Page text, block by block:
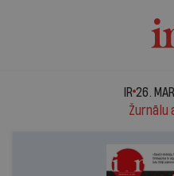
IR - 26. IR 26.
Žurnālu